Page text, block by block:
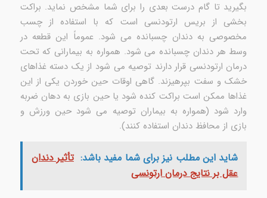
بگیرید تا گام درست بعدی را برای شما مشخص نماید. براکت
بخشی از بریس ارتودنسی است که با استفاده از چسب
مخصوصی به دندان چسبانده می شود. عموماً این قطعه در
وسط هر دندان چسبانده می شود. همواره به بیمارانی که تحت
درمان ارتودنسی قرار دارند توصیه می شود از یک دسته غذاهای
خشک و سفت بپرهیزند. گاهی اوقات حین خوردن یکی از این
غذاها ممکن است براکت کنده شود یا حین بازی به دهان ضربه
وارد شود (همواره به بیماران توصیه می شود حین ورزش و
بازی از محافظ دندان استفاده کنند).
شاید این مطلب نیز برای شما مفید باشد: تأثیر دندان
عقل بر نتایج درمان ارتونسی